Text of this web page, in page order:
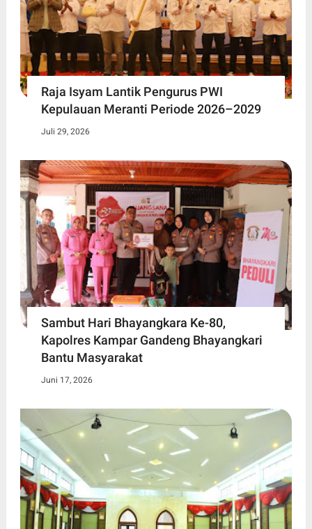
Raja Isyam Lantik Pengurus PWI
Kepulauan Meranti Periode 2026–2029
Juli 29, 2026
Sambut Hari Bhayangkara Ke-80,
Kapolres Kampar Gandeng Bhayangkari
Bantu Masyarakat
Juni 17, 2026